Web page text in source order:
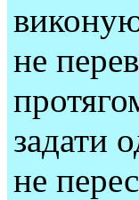
не
задати
не